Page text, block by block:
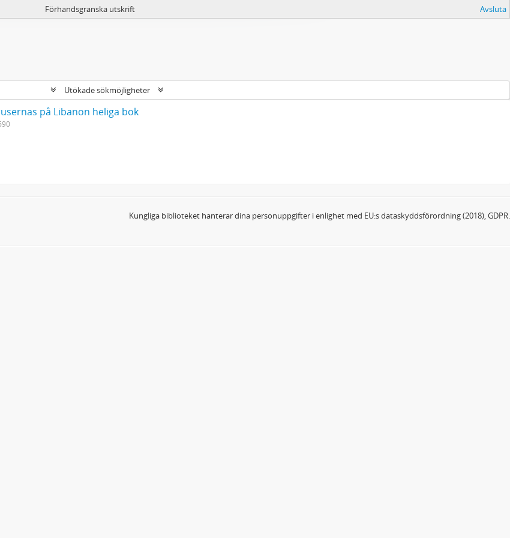
Förhandsgranska utskrift Avsluta
Utökade sökmöjligheter
på Libanon heliga bok
Kungliga biblioteket hanterar dina personuppgifter i enlighet med EU:s dataskyddsförordning (2018), GDPR.